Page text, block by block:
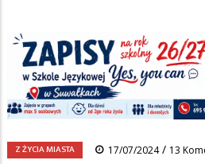
Ścieżka
nawigacyjna
Strona główna/Wiadomości /Z życia
Władze miasta domagają się
kontrole
Facebook
Z ŻYCIA MIASTA 17/07/2024/ 13